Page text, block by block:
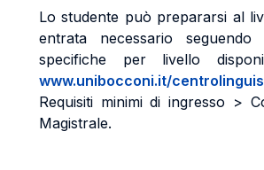
Lo studente può prepararsi al
entrata necessario seguendo
specifiche per livello
www.unibocconi.it/
Requisiti minimi di ingresso >
Magistrale.